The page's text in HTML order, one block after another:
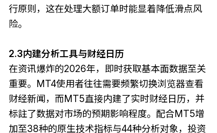
行原则，这在处理大额订单时能显着降低滑点风
险。
2.3内建分析工具与财经日历
在资讯爆炸的2026年，即时获取基本面数据至关
重要。MT4使用者往往需要频繁切换浏览器查看
财经新闻，而MT5直接内建了实时财经日历，并
标註了数据对市场的预期影响程度。配合MT5增
加至38种的原生技术指标与44种分析对象，投资